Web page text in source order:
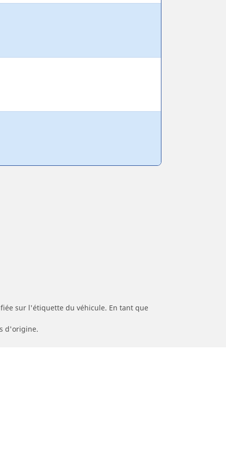
sur l'étiquette du véhicule. En tant que
d'origine.